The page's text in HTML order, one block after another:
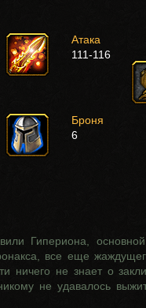
Атака
111-116
Броня
6
Гипериона, основной
все еще
ничего не знает о
не удавалось